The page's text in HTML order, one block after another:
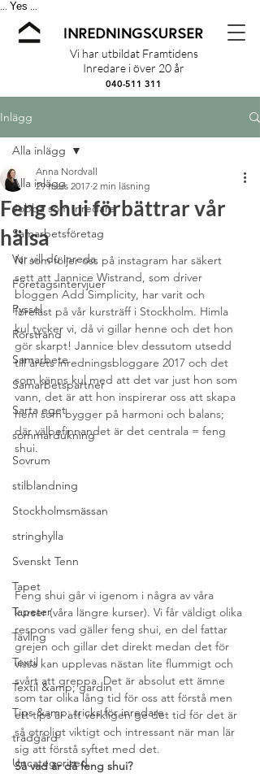
Yes
Vi har utbildat Framtidens
Inredare i över 20 år
040-511 311
Inlägg
Alla inlägg
Jobba som inredare
Samarbetsföretag
Var vill du inreda
Företagsintervjuer
Pyssel
Rörstrand
Samarbete
Samarbetspartner
Sarta eget
sommardukning
Sovrum
stilblandning
Stockholmsmässan
stringhylla
Svenskt Tenn
Tapet
Tapeter
Tävling
Textil
Textil &amp; gardin
Tips &amp; tricks för inredare
trädgård
Uncategorized
Alla inlägg
Feng shui förbättrar vår
hälsa
Anna Nordvall
29 mars 2017 2 min läsning
Ni som följer oss på instagram har säkert
sett att Jannice Wistrand, som driver
bloggen Add Simplicity, har varit och
föreläst på vår kursträff i Stockholm. Himla
kul tycker vi, då vi gillar henne och det hon
gör skarpt! Jannice blev dessutom utsedd
till årets inredningsbloggare 2017 och det
som känns kul med att det var just hon som
vann, det är att hon inspirerar oss att skapa
hem som bygger på harmoni och balans;
där välbefinnandet är det centrala = feng
shui.
Feng shui går vi igenom i några av våra
kurser (våra längre kurser). Vi får väldigt olika
respons vad gäller feng shui, en del fattar
grejen och gillar det direkt medan det för
vissa kan upplevas nästan lite flummigt och
svårt att greppa. Det är absolut ett ämne
som tar olika lång tid för oss att förstå men
ett tips är att verkligen ge det tid för det är
så otroligt viktigt och intressant när man lär
sig att förstå syftet med det.
Så vad är då feng shui?